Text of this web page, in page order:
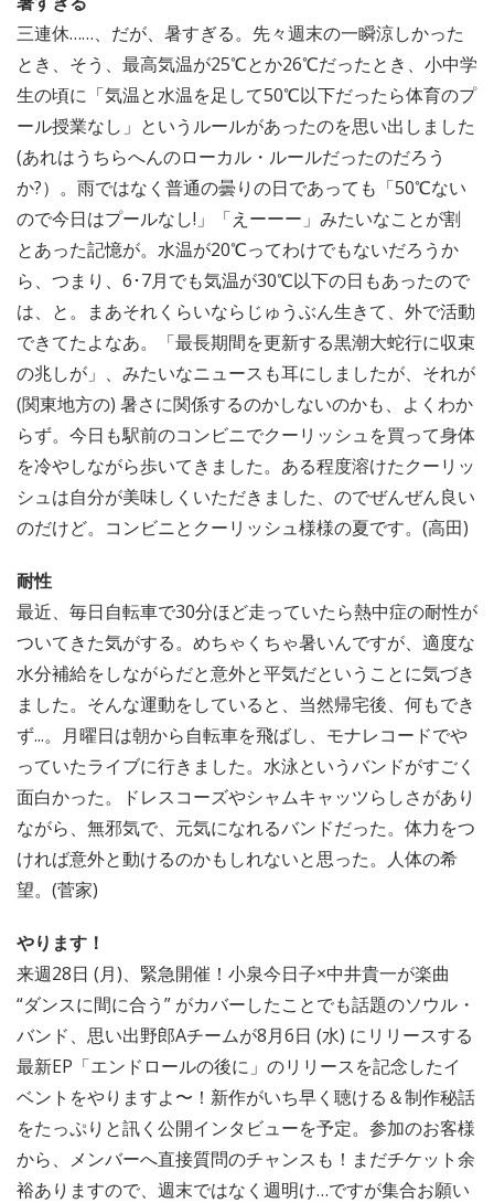
三連休……、だが、暑すぎる。先々週末の一瞬涼しかった
とき、そう、最高気温が25℃とか26℃だったとき、小中学
生の頃に「気温と水温を足して50℃以下だったら体育のプ
ール授業なし」というルールがあったのを思い出しました
(あれはうちらへんのローカル・ルールだったのだろう
か?）。雨ではなく普通の曇りの日であっても「50℃ない
ので今日はプールなし!」「えーーー」みたいなことが割
とあった記憶が。水温が20℃ってわけでもないだろうか
ら、つまり、6･7月でも気温が30℃以下の日もあったので
は、と。まあそれくらいならじゅうぶん生きて、外で活動
できてたよなあ。「最長期間を更新する黒潮大蛇行に収束
の兆しが」、みたいなニュースも耳にしましたが、それが
(関東地方の) 暑さに関係するのかしないのかも、よくわか
らず。今日も駅前のコンビニでクーリッシュを買って身体
を冷やしながら歩いてきました。ある程度溶けたクーリッ
シュは自分が美味しくいただきました、のでぜんぜん良い
のだけど。コンビニとクーリッシュ様様の夏です。(高田)
耐性
最近、毎日自転車で30分ほど走っていたら熱中症の耐性が
ついてきた気がする。めちゃくちゃ暑いんですが、適度な
水分補給をしながらだと意外と平気だということに気づき
ました。そんな運動をしていると、当然帰宅後、何もでき
ず...。月曜日は朝から自転車を飛ばし、モナレコードでや
っていたライブに行きました。水泳というバンドがすごく
面白かった。ドレスコーズやシャムキャッツらしさがあり
ながら、無邪気で、元気になれるバンドだった。体力をつ
ければ意外と動けるのかもしれないと思った。人体の希
望。(菅家)
やります！
来週28日 (月)、緊急開催！小泉今日子×中井貴一が楽曲
“ダンスに間に合う” がカバーしたことでも話題のソウル・
バンド、思い出野郎Aチームが8月6日 (水) にリリースする
最新EP「エンドロールの後に」のリリースを記念したイ
ベントをやりますよ〜！新作がいち早く聴ける＆制作秘話
をたっぷりと訊く公開インタビューを予定。参加のお客様
から、メンバーへ直接質問のチャンスも！まだチケット余
裕ありますので、週末ではなく週明け…ですが集合お願い